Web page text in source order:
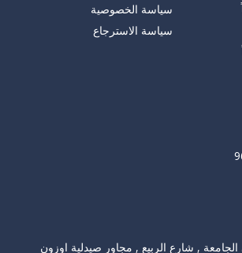
سياسة الخصوصية
سياسة الاسترجاع
, شارع الربيع , مجاور صيدلية اوزون